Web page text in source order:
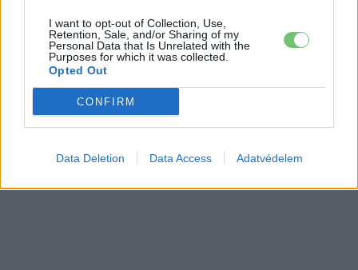
I want to opt-out of Collection, Use,
Retention, Sale, and/or Sharing of my
Personal Data that Is Unrelated with the
Purposes for which it was collected.
Opted Out
CONFIRM
Data Deletion Data Access Adatvédelem